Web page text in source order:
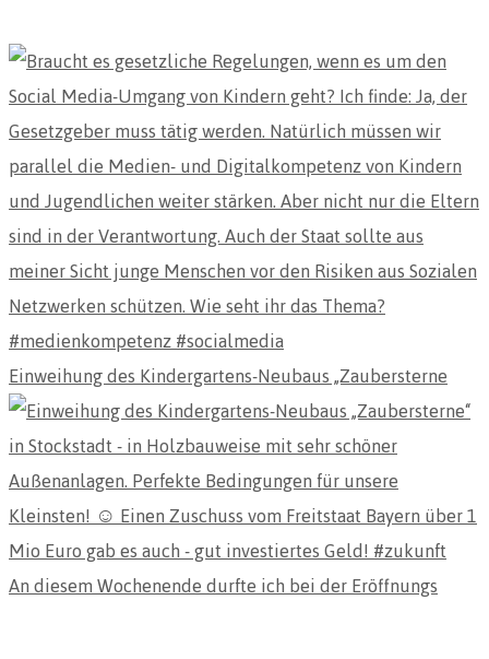
Einweihung des Kindergartens-Neubaus „Zaubersterne
An diesem Wochenende durfte ich bei der Eröffnungs